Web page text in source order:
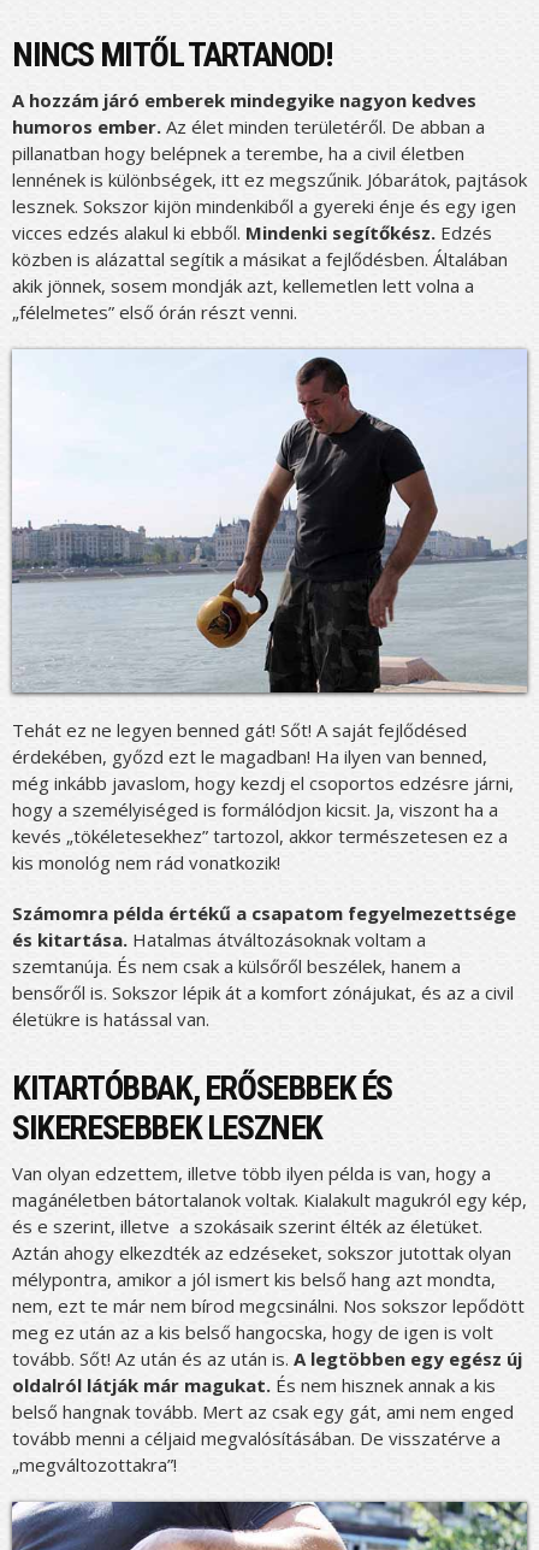
NINCS MITŐL TARTANOD!
A hozzám járó emberek mindegyike nagyon kedves
humoros ember. Az élet minden területéről. De abban a
pillanatban hogy belépnek a terembe, ha a civil életben
lennének is különbségek, itt ez megszűnik. Jóbarátok, pajtások
lesznek. Sokszor kijön mindenkiből a gyereki énje és egy igen
vicces edzés alakul ki ebből. Mindenki segítőkész. Edzés
közben is alázattal segítik a másikat a fejlődésben. Általában
akik jönnek, sosem mondják azt, kellemetlen lett volna a
„félelmetes” első órán részt venni.
Tehát ez ne legyen benned gát! Sőt! A saját fejlődésed
érdekében, győzd ezt le magadban! Ha ilyen van benned,
még inkább javaslom, hogy kezdj el csoportos edzésre járni,
hogy a személyiséged is formálódjon kicsit. Ja, viszont ha a
kevés „tökéletesekhez” tartozol, akkor természetesen ez a
kis monológ nem rád vonatkozik!
Számomra példa értékű a csapatom fegyelmezettsége
és kitartása. Hatalmas átváltozásoknak voltam a
szemtanúja. És nem csak a külsőről beszélek, hanem a
bensőről is. Sokszor lépik át a komfort zónájukat, és az a civil
életükre is hatással van.
KITARTÓBBAK, ERŐSEBBEK ÉS
SIKERESEBBEK LESZNEK
Van olyan edzettem, illetve több ilyen példa is van, hogy a
magánéletben bátortalanok voltak. Kialakult magukról egy kép,
és e szerint, illetve a szokásaik szerint élték az életüket.
Aztán ahogy elkezdték az edzéseket, sokszor jutottak olyan
mélypontra, amikor a jól ismert kis belső hang azt mondta,
nem, ezt te már nem bírod megcsinálni. Nos sokszor lepődött
meg ez után az a kis belső hangocska, hogy de igen is volt
tovább. Sőt! Az után és az után is. A legtöbben egy egész új
oldalról látják már magukat. És nem hisznek annak a kis
belső hangnak tovább. Mert az csak egy gát, ami nem enged
tovább menni a céljaid megvalósításában. De visszatérve a
„megváltozottakra”!